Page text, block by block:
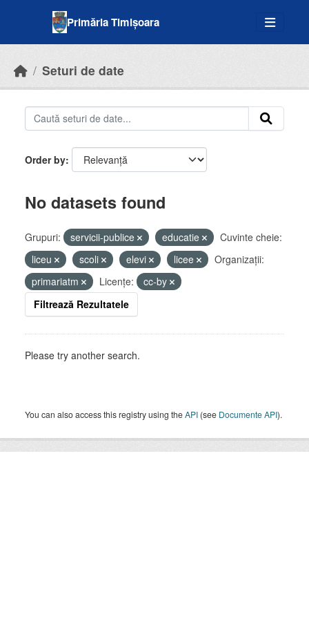
Primăria Timișoara
Seturi de date
Order by
No datasets found
Grupuri: servicii-publice educatie
Cuvinte cheie:
liceu
scoli elevi licee
Organizații:
primariatm
Licenţe:
cc-by
Filtrează Rezultatele
Please try another search.
You can also access this registry using theAPI (see Documente API).